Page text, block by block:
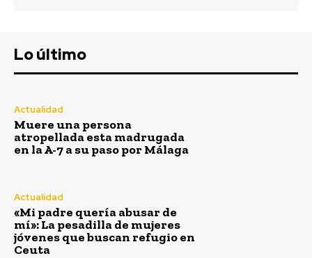
Lo último
Actualidad
Muere una persona
atropellada esta madrugada
en la A-7 a su paso por Málaga
Actualidad
«Mi padre quería abusar de
mí»: La pesadilla de mujeres
jóvenes que buscan refugio en
Ceuta